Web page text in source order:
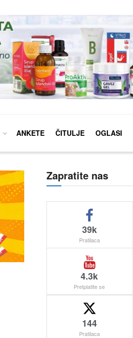
ANKETE ČITULJE OGLASI
Zapratite nas
39k
Pratilaca
4.3k
Pretplatite se
144
Pratilaca